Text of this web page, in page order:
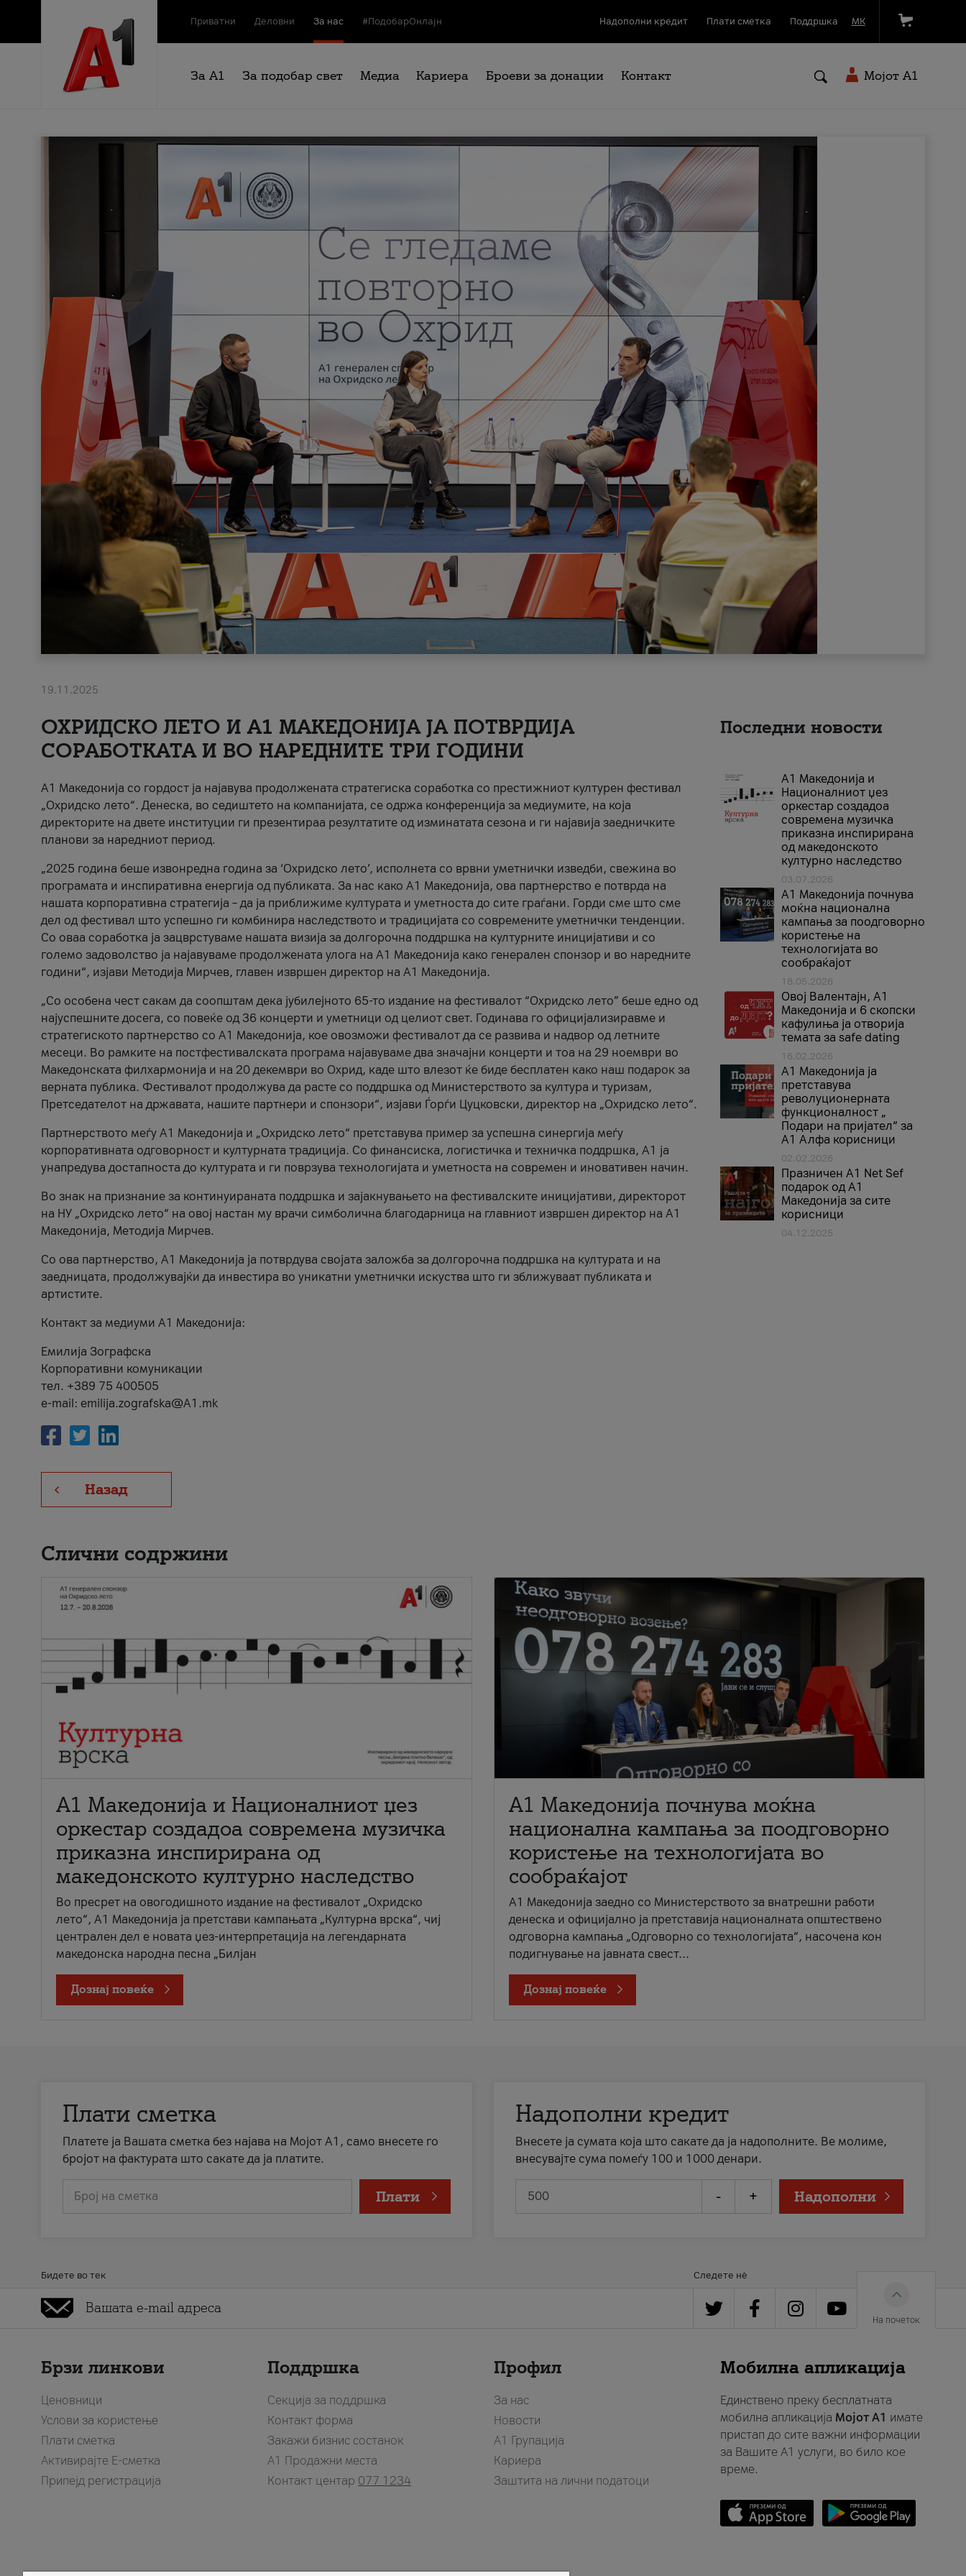
Приватни Деловни За нас #ПодобарОнлајн Надополни кредит Плати сметка Поддршка МК
За А1 За подобар свет Медиа Кариера Броеви за донации Контакт Мојот A1
19.11.2025
ОХРИДСКО ЛЕТО И A1 МАКЕДОНИЈА ЈА ПОТВРДИЈА
СОРАБОТКАТА И ВО НАРЕДНИТЕ ТРИ ГОДИНИ
A1 Македонија со гордост ја најавува продолжената стратегиска соработка со престижниот културен фестивал
„Охридско лето“. Денеска, во седиштето на компанијата, се одржа конференција за медиумите, на која
директорите на двете институции ги презентираа резултатите од изминатата сезона и ги најавија заедничките
планови за наредниот период.
„2025 година беше извонредна година за ‘Охридско лето’, исполнета со врвни уметнички изведби, свежина во
програмата и инспиративна енергија од публиката. За нас како A1 Македонија, ова партнерство е потврда на
нашата корпоративна стратегија – да ја приближиме културата и уметноста до сите граѓани. Горди сме што сме
дел од фестивал што успешно ги комбинира наследството и традицијата со современите уметнички тенденции.
Со оваа соработка ја зацврстуваме нашата визија за долгорочна поддршка на културните иницијативи и со
големо задоволство ја најавуваме продолжената улога на A1 Македонија како генерален спонзор и во наредните
години“, изјави Методија Мирчев, главен извршен директор на A1 Македонија.
„Со особена чест сакам да соопштам дека јубилејното 65-то издание на фестивалот “Охридско лето” беше едно од
најуспешните досега, со повеќе од 36 концерти и уметници од целиот свет. Годинава го официјализиравме и
стратегиското партнерство со А1 Македонија, кое овозможи фестивалот да се развива и надвор од летните
месеци. Во рамките на постфестивалската програма најавуваме два значајни концерти и тоа на 29 ноември во
Македонската филхармонија и на 20 декември во Охрид, каде што влезот ќе биде бесплатен како наш подарок за
верната публика. Фестивалот продолжува да расте со поддршка од Министерството за култура и туризам,
Претседателот на државата, нашите партнери и спонзори“, изјави Ѓорѓи Цуцковски, директор на „Охридско лето“.
Партнерството меѓу A1 Македонија и „Охридско лето“ претставува пример за успешна синергија меѓу
корпоративната одговорност и културната традиција. Со финансиска, логистичка и техничка поддршка, A1 ја
унапредува достапноста до културата и ги поврзува технологијата и уметноста на современ и иновативен начин.
Во знак на признание за континуираната поддршка и зајакнувањето на фестивалските иницијативи, директорот
на НУ „Охридско лето“ на овој настан му врачи симболична благодарница на главниот извршен директор на A1
Македонија, Методија Мирчев.
Со ова партнерство, A1 Македонија ја потврдува својата заложба за долгорочна поддршка на културата и на
заедницата, продолжувајќи да инвестира во уникатни уметнички искуства што ги зближуваат публиката и
артистите.
Контакт за медиуми А1 Македонија:
Емилија Зографска
Корпоративни комуникации
тел. +389 75 400505
e-mail: emilija.zografska@A1.mk
Назад
Последни новости
А1 Македонија и
Националниот џез
оркестар создадоа
современа музичка
приказна инспирирана
од македонското
културно наследство
03.07.2026
A1 Македонија почнува
моќна национална
кампања за поодговорно
користење на
технологијата во
сообраќајот
18.05.2026
Овој Валентајн, A1
Македонија и 6 скопски
кафулиња ја отворија
темата за safe dating
16.02.2026
А1 Македонија ја
претставува
револуционерната
функционалност „
Подари на пријател“ за
А1 Алфа корисници
02.02.2026
Празничен A1 Net Sеf
подарок од А1
Македонија за сите
корисници
04.12.2025
Слични содржини
А1 Македонија и Националниот џез
оркестар создадоа современа музичка
приказна инспирирана од
македонското културно наследство
Во пресрет на овогодишното издание на фестивалот „Охридско
лето“, А1 Македонија ја претстави кампањата „Културна врска“, чиј
централен дел е новата џез-интерпретација на легендарната
македонска народна песна „Билјан
Дознај повеќе
A1 Македонија почнува моќна
национална кампања за поодговорно
користење на технологијата во
сообраќајот
A1 Македонија заедно со Министерството за внатрешни работи
денеска и официјално ја претставија националната општествено
одговорна кампања „Одговорно со технологијата“, насочена кон
подигнување на јавната свест...
Дознај повеќе
Плати сметка
Платете ја Вашата сметка без најава на Мојот А1, само внесете го
бројот на фактурата што сакате да ја платите.
Број на сметка Плати
Надополни кредит
Внесете ја сумата која што сакате да ја надополните. Ве молиме,
внесувајте сума помеѓу 100 и 1000 денари.
- + Надополни
Бидете во тек Следете нè
На почеток
Брзи линкови
Ценовници
Услови за користење
Плати сметка
Активирајте Е-сметка
Припејд регистрација
Поддршка
Секција за поддршка
Контакт форма
Закажи бизнис состанок
A1 Продажни места
Контакт центар 077 1234
Профил
За нас
Новости
А1 Групација
Кариера
Заштита на лични податоци
Мобилна апликација
Единствено преку бесплатната
мобилна апликација Мојот A1 имате
пристап до сите важни информации
за Вашите A1 услуги, во било кое
време.